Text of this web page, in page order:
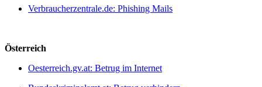
Verbraucherzentrale.de: Phishing Mails
Österreich
Oesterreich.gv.at: Betrug im Internet